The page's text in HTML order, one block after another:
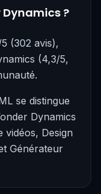
Dynamics ?
(302 avis),
(4,3/5,
se distingue
Dynamics
vidéos, Design
Générateur